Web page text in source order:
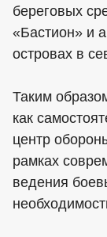
береговых
«Бастион» и
островах в
Таким
как
центр
рамках
ведения